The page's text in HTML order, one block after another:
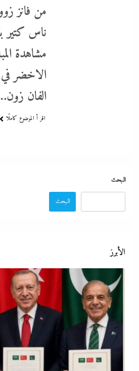
من فانز
ناس كتير
مشاهدة
الاخضر في
الفان
اقر أ الموضوع كاملًا
البحث
البحث
الأبرز
بعد واقعة عاملة محل العطور: معركة
22 يونيو، 2026